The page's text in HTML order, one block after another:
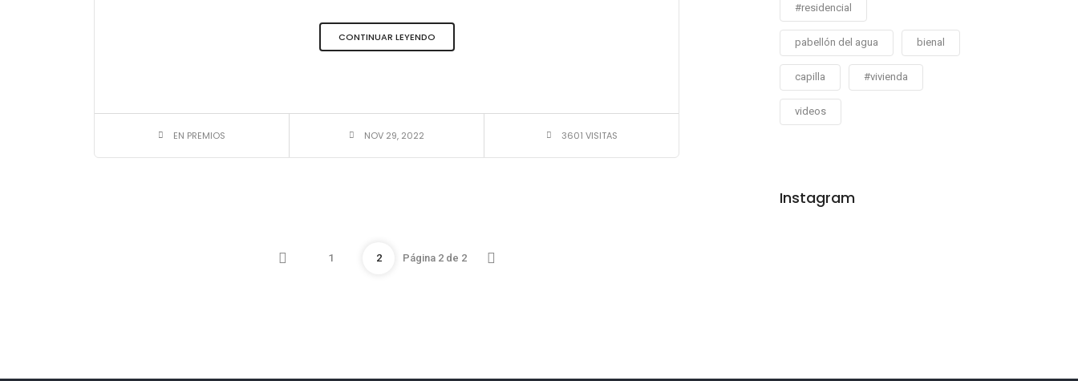
CONTINUAR LEYENDO
EN PREMIOS NOV 29, 2022 3601 VISITAS
1 2 Página 2 de 2
#residencial
pabellón del agua bienal
capilla #vivienda
videos
Instagram